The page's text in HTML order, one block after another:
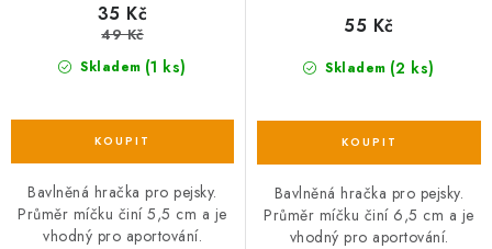
Skladem (1 ks)
35 Kč
49 Kč
Bavlněná hračka pro pejsky.
Průměr míčku činí 5,5 cm a je
vhodný pro aportování.
Skladem (2 ks)
55 Kč
Bavlněná hračka pro pejsky.
Průměr míčku činí 6,5 cm a je
vhodný pro aportování.